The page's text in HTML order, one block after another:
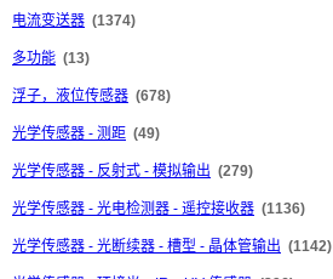
电流变送器 (1374)
多功能 (13)
浮子，液位传感器 (678)
光学传感器 - 测距 (49)
光学传感器 - 反射式 - 模拟输出 (279)
光学传感器 - 光电检测器 - 遥控接收器 (1136)
光学传感器 - 光断续器 - 槽型 - 晶体管输出 (1142)